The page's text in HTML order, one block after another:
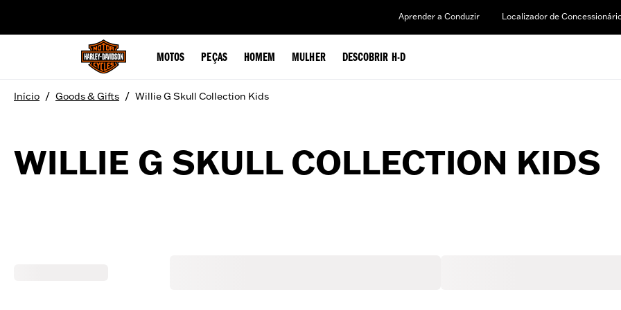
Aprender a Conduzir Localizador de
MOTOS PEÇAS HOMEM MULHER DESCOBRIR H-D
Início / Goods & Gifts / Willie G Skull Collection Kids
WILLIE G SKULL COLLECTION KIDS